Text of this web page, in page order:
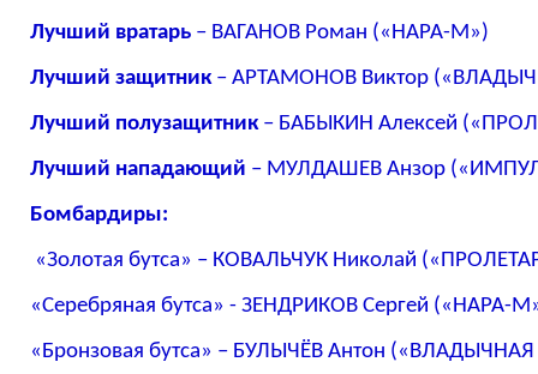
Лучший вратарь – ВАГАНОВ Роман («НАРА-М»)
Лучший защитник– АРТАМОНОВ Виктор
Лучший полузащитник– БАБЫКИН Алексей
Лучший нападающий – МУЛДАШЕВ Анзор
Бомбардиры:
«Золотая бутса» – КОВАЛЬЧУК Николай
«Серебряная бутса» - ЗЕНДРИКОВ Сергей («НАРА-
«Бронзовая бутса» – БУЛЫЧЁВ Антон